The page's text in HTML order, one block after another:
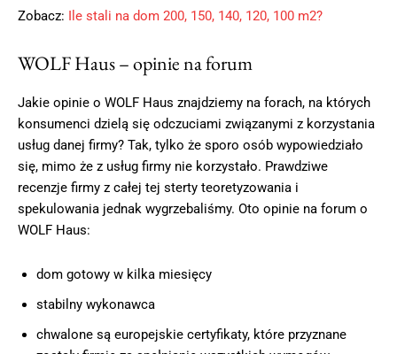
Zobacz: Ile stali na dom 200, 150, 140, 120, 100 m2?
WOLF Haus – opinie na forum
Jakie opinie o WOLF Haus znajdziemy na forach, na których
konsumenci dzielą się odczuciami związanymi z korzystania
usług danej firmy? Tak, tylko że sporo osób wypowiedziało
się, mimo że z usług firmy nie korzystało. Prawdziwe
recenzje firmy z całej tej sterty teoretyzowania i
spekulowania jednak wygrzebaliśmy. Oto opinie na forum o
WOLF Haus:
dom gotowy w kilka miesięcy
stabilny wykonawca
chwalone są europejskie certyfikaty, które przyznane